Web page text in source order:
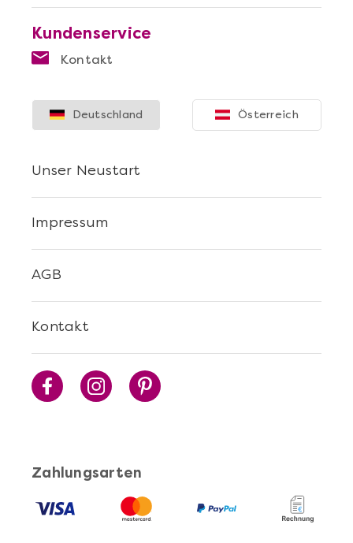
Geschenkbox 100€
Fleischgenuss auf höchstem
Mehr anzeigen
Kundenservice
Kontakt
Zahlungsarten
Kontakt
AGB
Impressum
Unser Neustart
Deutschland Österreich